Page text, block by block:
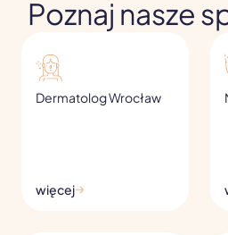
Poznaj nasze
Dermatolog Wrocław
więcej